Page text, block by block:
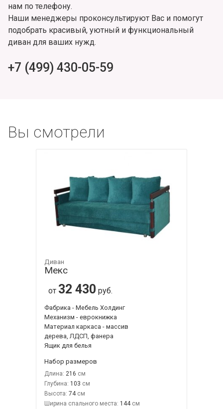
нам по телефону.
Наши менеджеры проконсультируют Вас и помогут
подобрать красивый, уютный и функциональный
диван для ваших нужд.
+7 (499) 430-05-59
Вы смотрели
Диван
Мекс
от 32 430 руб.
Фабрика - Мебель Холдинг
Механизм - еврокнижка
Материал каркаса - массив
дерева, ЛДСП, фанера
Ящик для белья
Набор размеров
Длина: 216
Глубина: 103
Высота: 74
Ширина спального места: 144